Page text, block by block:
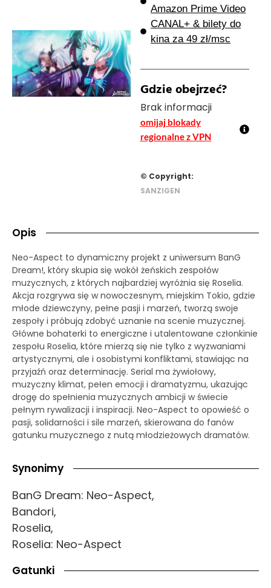
Amazon Prime Video
CANAL+ & bilety do
kina za 49 zł/msc
Gdzie obejrzeć?
Brak informacji
omijaj blokady
regionalne z VPN
© Copyright:
SANZIGEN
Opis
Neo-Aspect to dynamiczny projekt z uniwersum BanG
Dream!, który skupia się wokół żeńskich zespołów
muzycznych, z których najbardziej wyróżnia się Roselia.
Akcja rozgrywa się w nowoczesnym, miejskim Tokio, gdzie
młode dziewczyny, pełne pasji i marzeń, tworzą swoje
zespoły i próbują zdobyć uznanie na scenie muzycznej.
Główne bohaterki to energiczne i utalentowane członkinie
zespołu Roselia, które mierzą się nie tylko z wyzwaniami
artystycznymi, ale i osobistymi konfliktami, stawiając na
przyjaźń oraz determinację. Serial ma żywiołowy,
muzyczny klimat, pełen emocji i dramatyzmu, ukazując
drogę do spełnienia muzycznych ambicji w świecie
pełnym rywalizacji i inspiracji. Neo-Aspect to opowieść o
pasji, solidarności i sile marzeń, skierowana do fanów
gatunku muzycznego z nutą młodzieżowych dramatów.
Synonimy
BanG Dream: Neo-Aspect,
Bandori,
Roselia,
Roselia: Neo-Aspect
Gatunki